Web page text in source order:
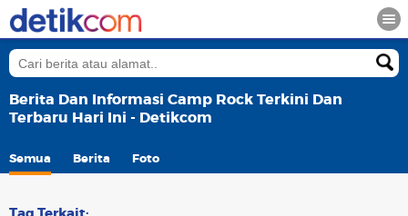
Berita Dan Informasi Camp Rock Terkini Dan
Terbaru Hari Ini - Detikcom
Semua Berita Foto